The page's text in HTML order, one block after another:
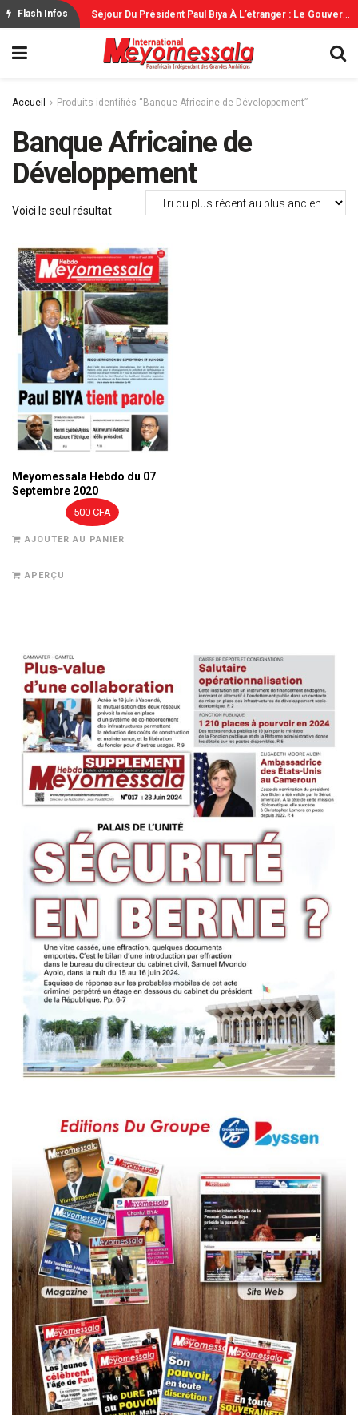
Accueil Produits identifiés “Banque Africaine de Développement”
Banque Africaine de
Développement
Voici le seul résultat
Meyomessala Hebdo du 07
Septembre 2020
500 CFA
AJOUTER AU PANIER
APERÇU
Flash Infos
C
Oupe Du Monde: L’Espagne Remporte Sa Deuxième Étoile Face À L’Argentine S
Éjour Du Président Paul Biya À L’étranger : Le Gouvernement Rassure